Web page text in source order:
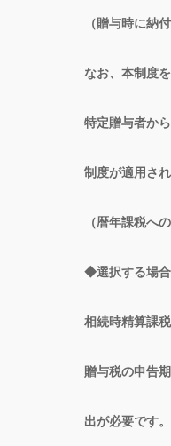
（贈与時に納
なお、本制度
特定贈与者か
制度が適用さ
（暦年課税へ
◆選択する場
相続時精算課
贈与税の申告
出が必要です。